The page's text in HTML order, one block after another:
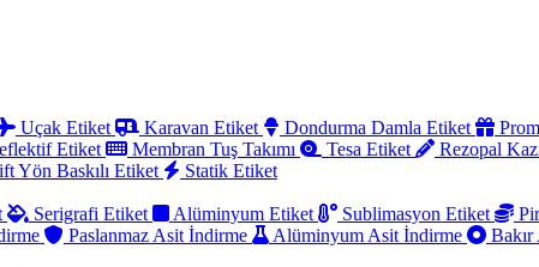
Uçak Etiket Karavan Etiket Dondurma Damla Etiket
Etiket Membran Tuş Takımı Tesa Etiket Rezopal
Yön Baskılı Etiket
Statik Etiket
Serigrafi Etiket Alüminyum Etiket Sublimasyon Etiket
Paslanmaz Asit İndirme Alüminyum Asit İndirme